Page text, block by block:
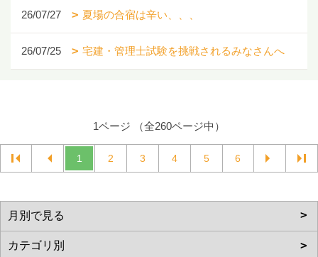
26/07/27 夏場の合宿は辛い、、、
26/07/25 宅建・管理士試験を挑戦されるみなさんへ
1ページ （全260ページ中）
1 2 3 4 5 6